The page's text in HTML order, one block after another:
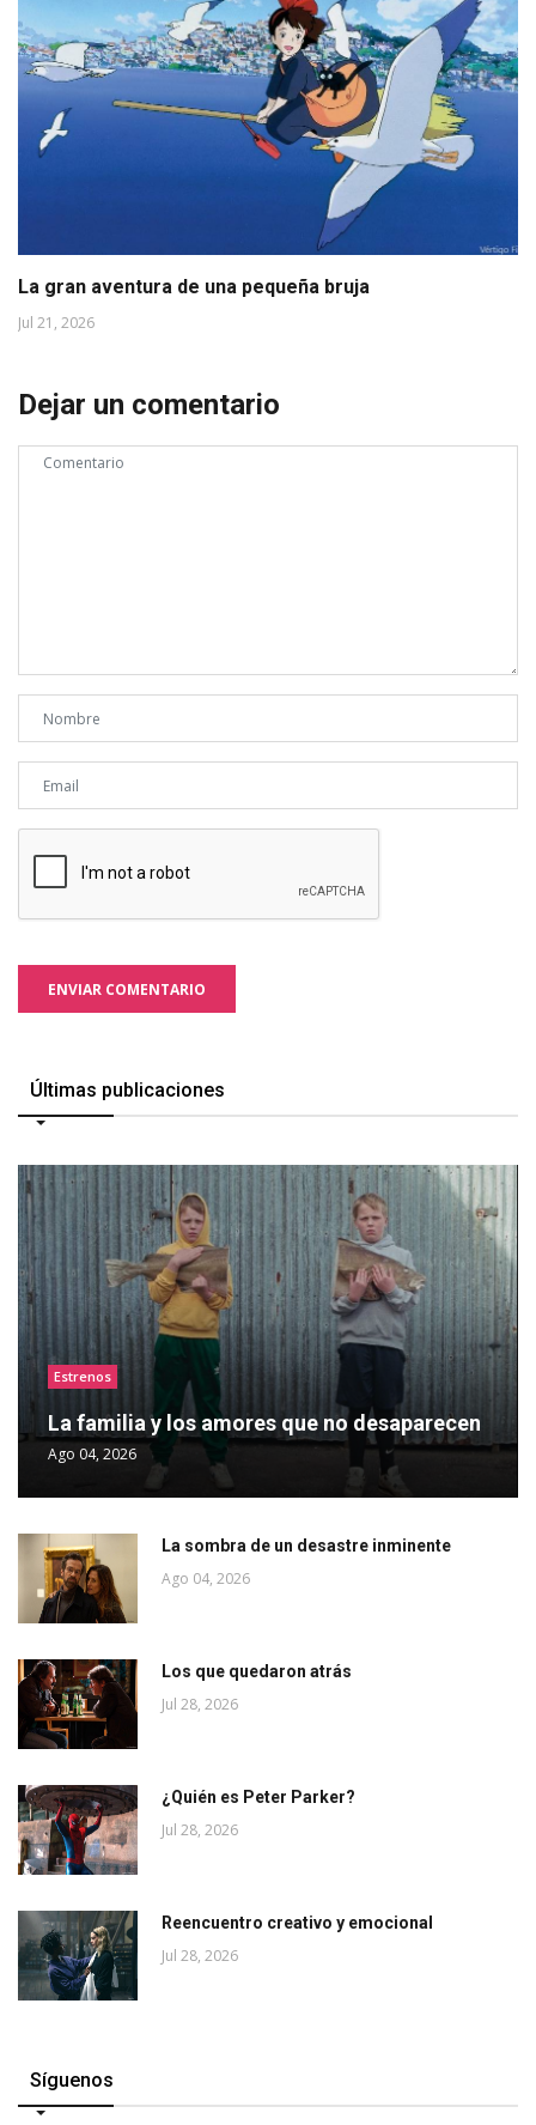
La gran aventura de una pequeña bruja
Jul 21, 2026
Dejar un comentario
ENVIAR COMENTARIO
Últimas publicaciones
Estrenos
La familia y los amores que no desaparecen
Ago 04, 2026
La sombra de un desastre inminente
Ago 04, 2026
Los que quedaron atrás
Jul 28, 2026
¿Quién es Peter Parker?
Jul 28, 2026
Reencuentro creativo y emocional
Jul 28, 2026
Síguenos